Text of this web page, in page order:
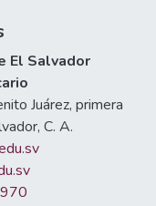
El Salvador
Juárez, primera
C. A.